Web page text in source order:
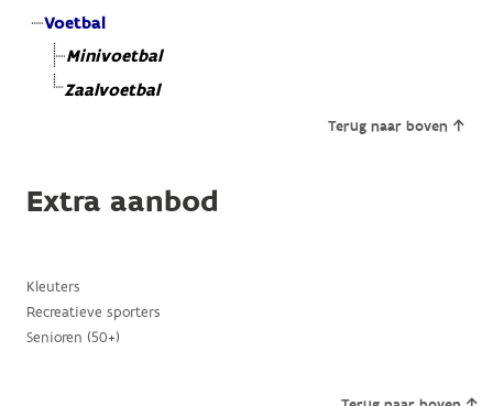
Voetbal
Minivoetbal
Zaalvoetbal
Terug naar boven
Extra aanbod
Kleuters
Recreatieve sporters
Senioren (50+)